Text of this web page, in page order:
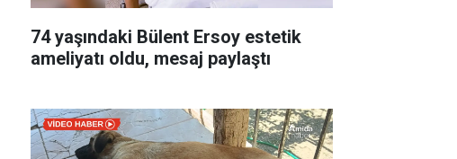
74 yaşındaki Bülent Ersoy estetik
ameliyatı oldu, mesaj paylaştı